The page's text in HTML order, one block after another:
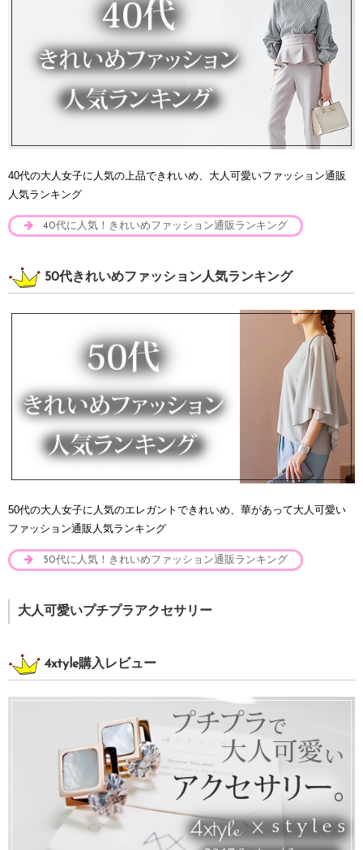
40代の大人女子に人気の上品できれいめ、大人可愛いファッション通販
人気ランキング
40代に人気！きれいめファッション通販ランキング
50代きれいめファッション人気ランキング
50代の大人女子に人気のエレガントできれいめ、華があって大人可愛い
ファッション通販人気ランキング
50代に人気！きれいめファッション通販ランキング
大人可愛いプチプラアクセサリー
4xtyle購入レビュー